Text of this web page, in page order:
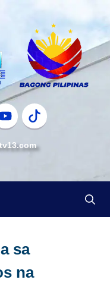
sa
na